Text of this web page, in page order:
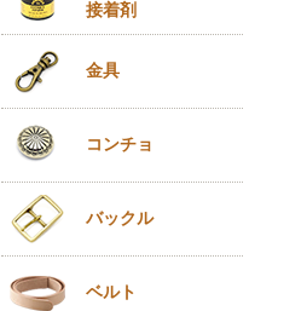
接着剤
金具
コンチョ
バックル
ベルト